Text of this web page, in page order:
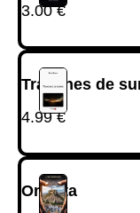
3.00€
Tranches de
4.99€
Omerta